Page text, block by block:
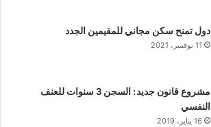
دول تمنح سكن مجاني للمقيمين الجدد
11 نوفمبر، 2021
مشروع قانون جديد: السجن 3 سنوات للعنف
النفسي
16 يناير، 2019